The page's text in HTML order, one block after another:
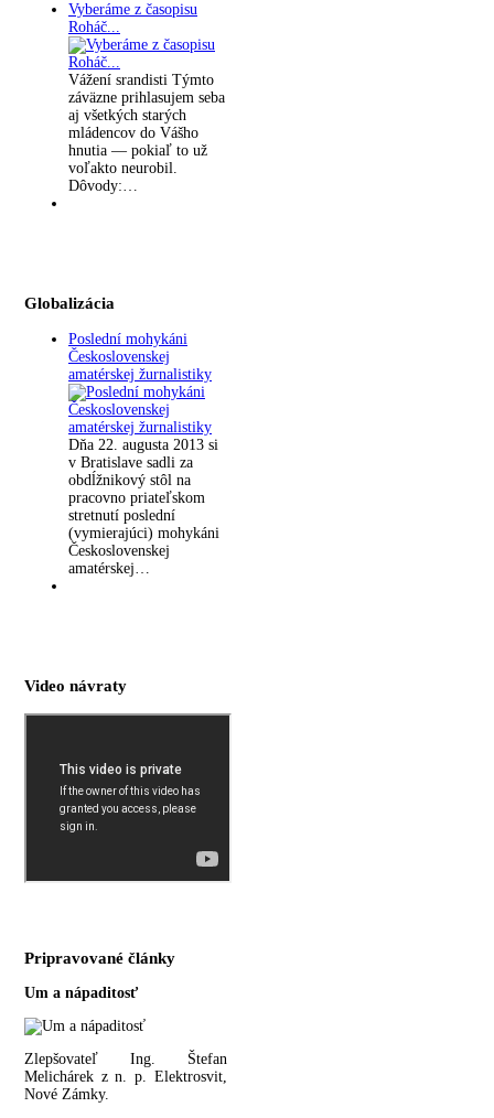
Vyberáme z časopisu
Roháč...
Vážení srandisti Týmto
záväzne prihlasujem seba
aj všetkých starých
mládencov do Vášho
hnutia — pokiaľ to už
voľakto neurobil.
Dôvody:…
Globalizácia
Poslední mohykáni
Československej
amatérskej žurnalistiky
Dňa 22. augusta 2013 si
v Bratislave sadli za
obdĺžnikový stôl na
pracovno priateľskom
stretnutí poslední
(vymierajúci) mohykáni
Československej
amatérskej…
Video návraty
Pripravované články
Um a nápaditosť
Zlepšovateľ Ing. Štefan
Melichárek z n. p. Elektrosvit,
Nové Zámky.